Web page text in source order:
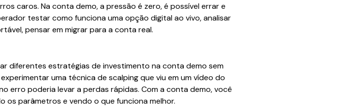
caros. Na conta demo, a pressão é zero, é possível errar e
testar como funciona uma opção digital ao vivo, analisar
pensar em migrar para a conta real.
diferentes estratégias de investimento na conta demo sem
uma técnica de scalping que viu em um vídeo do
erro poderia levar a perdas rápidas. Com a conta demo, você
os parâmetros e vendo o que funciona melhor.